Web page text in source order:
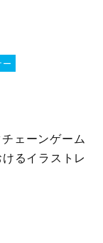
ェーンゲーム
るイラストレ